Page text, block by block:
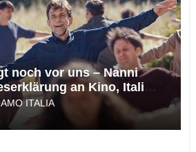
noch vor uns – Nanni
an Kino, Italien
des Glücks
ITALIA